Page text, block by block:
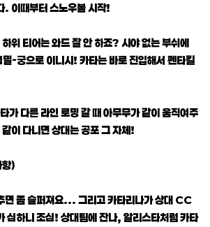
. 이때부터 스노우볼 시작!
위 티어는 와드 잘 안 하죠? 시야 없는 부쉬에
-궁으로 이니시! 카타는 바로 진입해서 펜타킬
가 다른 라인 로밍 갈 때 아무무가 같이 움직여주
이 다니면 상대는 공포 그 자체!
항)
면 좀 슬퍼져요... 그리고 카타리나가 상대 CC
심하니 조심! 상대팀에 잔나, 알리스타처럼 카타